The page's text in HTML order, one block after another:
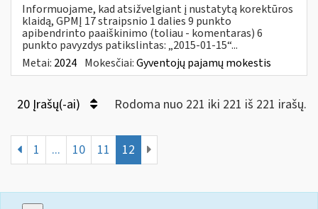
Informuojame, kad atsižvelgiant į nustatytą korektūros
klaidą, GPMĮ 17 straipsnio 1 dalies 9 punkto
apibendrinto paaiškinimo (toliau - komentaras) 6
punkto pavyzdys patikslintas: „2015-01-15“...
Metai: 2024 Mokesčiai:Gyventojų pajamų mokestis
20 Įrašų(-ai) Rodoma nuo 221 iki 221 iš 221 irašų.
1 ... 10 11 12